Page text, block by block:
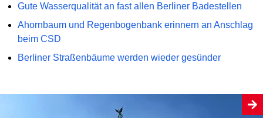
Gute Wasserqualität an fast allen Berliner Badestellen
Ahornbaum und Regenbogenbank erinnern an Anschlag
beim CSD
Berliner Straßenbäume werden wieder gesünder